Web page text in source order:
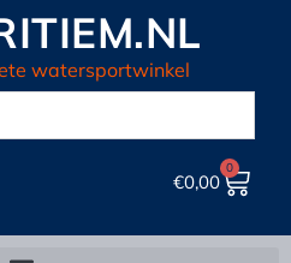
watersportwinkel
€0,00
0